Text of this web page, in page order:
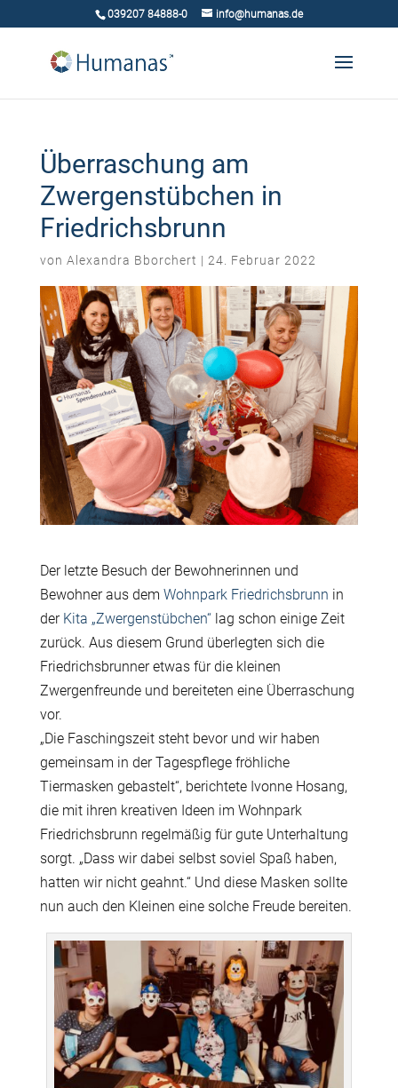
039207 84888-0 info@humanas.de
Überraschung am
Zwergenstübchen in
Friedrichsbrunn
von Alexandra Bborchert | 24. Februar 2022
Der letzte Besuch der Bewohnerinnen und
Bewohner aus dem Wohnpark Friedrichsbrunn in
der Kita „Zwergenstübchen“lag schon einige Zeit
zurück. Aus diesem Grund überlegten sich die
Friedrichsbrunner etwas für die kleinen
Zwergenfreunde und bereiteten eine Überraschung
vor.
„Die Faschingszeit steht bevor und wir haben
gemeinsam in der Tagespflege fröhliche
Tiermasken gebastelt“, berichtete Ivonne Hosang,
die mit ihren kreativen Ideen im Wohnpark
Friedrichsbrunn regelmäßig für gute Unterhaltung
sorgt. „Dass wir dabei selbst soviel Spaß haben,
hatten wir nicht geahnt.“ Und diese Masken sollte
nun auch den Kleinen eine solche Freude bereiten.